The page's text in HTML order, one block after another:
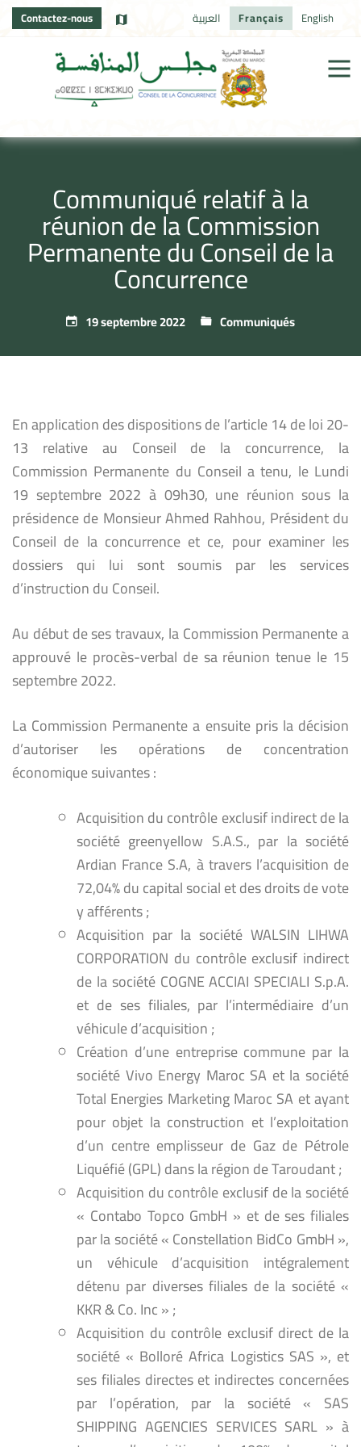
Contactez-nous العربية Français English
Communiqué relatif à la
réunion de la Commission
Permanente du Conseil de la
Concurrence
19 septembre 2022 Communiqués
En application des dispositions de l’article 14 de loi 20-
13 relative au Conseil de la concurrence, la
Commission Permanente du Conseil a tenu, le Lundi
19 septembre 2022 à 09h30, une réunion sous la
présidence de Monsieur Ahmed Rahhou, Président du
Conseil de la concurrence et ce, pour examiner les
dossiers qui lui sont soumis par les services
d’instruction du Conseil.
Au début de ses travaux, la Commission Permanente a
approuvé le procès-verbal de sa réunion tenue le 15
septembre 2022.
La Commission Permanente a ensuite pris la décision
d’autoriser les opérations de concentration
économique suivantes :
Acquisition du contrôle exclusif indirect de la
société greenyellow S.A.S., par la société
Ardian France S.A, à travers l’acquisition de
72,04% du capital social et des droits de vote
y afférents ;
Acquisition par la société WALSIN LIHWA
CORPORATION du contrôle exclusif indirect
de la société COGNE ACCIAI SPECIALI S.p.A.
et de ses filiales, par l’intermédiaire d’un
véhicule d’acquisition ;
Création d’une entreprise commune par la
société Vivo Energy Maroc SA et la société
Total Energies Marketing Maroc SA et ayant
pour objet la construction et l’exploitation
d’un centre emplisseur de Gaz de Pétrole
Liquéfié (GPL) dans la région de Taroudant ;
Acquisition du contrôle exclusif de la société
« Contabo Topco GmbH » et de ses filiales
par la société « Constellation BidCo GmbH »,
un véhicule d’acquisition intégralement
détenu par diverses filiales de la société «
KKR & Co. Inc » ;
Acquisition du contrôle exclusif direct de la
société « Bolloré Africa Logistics SAS », et
ses filiales directes et indirectes concernées
par l’opération, par la société « SAS
SHIPPING AGENCIES SERVICES SARL » à